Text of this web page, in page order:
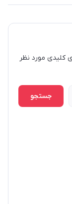
کلیدی مورد نظر
جستجو